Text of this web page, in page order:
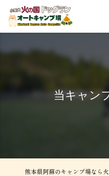
当キャン